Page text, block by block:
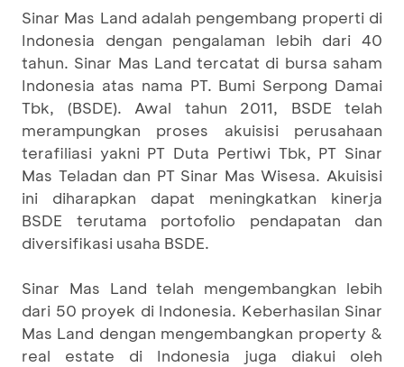
Sinar Mas Land adalah pengembang properti di
Indonesia dengan pengalaman lebih dari 40
tahun. Sinar Mas Land tercatat di bursa saham
Indonesia atas nama PT. Bumi Serpong Damai
Tbk, (BSDE). Awal tahun 2011, BSDE telah
merampungkan proses akuisisi perusahaan
terafiliasi yakni PT Duta Pertiwi Tbk, PT Sinar
Mas Teladan dan PT Sinar Mas Wisesa. Akuisisi
ini diharapkan dapat meningkatkan kinerja
BSDE terutama portofolio pendapatan dan
diversifikasi usaha BSDE.
Sinar Mas Land telah mengembangkan lebih
dari 50 proyek di Indonesia. Keberhasilan Sinar
Mas Land dengan mengembangkan property &
real estate di Indonesia juga diakui oleh